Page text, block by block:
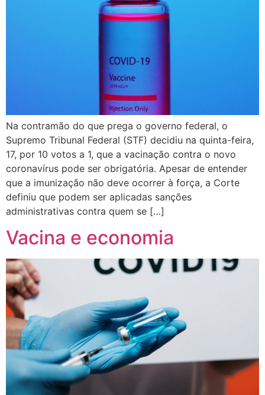
Na contramão do que prega o governo federal, o
Supremo Tribunal Federal (STF) decidiu na quinta-feira,
17, por 10 votos a 1, que a vacinação contra o novo
coronavírus pode ser obrigatória. Apesar de entender
que a imunização não deve ocorrer à força, a Corte
definiu que podem ser aplicadas sanções
administrativas contra quem se […]
Vacina e economia